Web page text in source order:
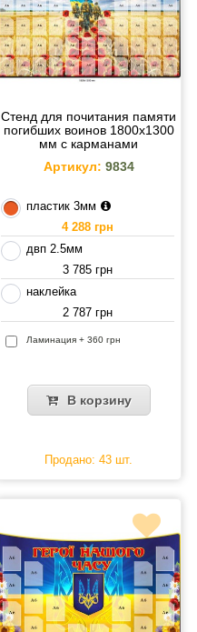
Стенд для почитания памяти
погибших воинов 1800х1300
мм с карманами
Артикул: 9834
пластик 3мм
4 288 грн
двп 2.5мм
3 785 грн
наклейка
2 787 грн
Ламинация + 360 грн
В корзину
Продано: 43 шт.